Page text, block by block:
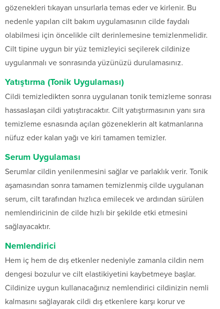
gözenekleri tıkayan unsurlarla temas eder ve kirlenir. Bu
nedenle yapılan cilt bakım uygulamasının cilde faydalı
olabilmesi için öncelikle cilt derinlemesine temizlenmelidir.
Cilt tipine uygun bir yüz temizleyici seçilerek cildinize
uygulanmalı ve sonrasında yüzünüzü durulamasınız.
Yatıştırma (Tonik Uygulaması)
Cildi temizledikten sonra uygulanan tonik temizleme sonrası
hassaslaşan cildi yatıştıracaktır. Cilt yatıştırmasının yanı sıra
temizleme esnasında açılan gözeneklerin alt katmanlarına
nüfuz eder kalan yağı ve kiri tamamen temizler.
Serum Uygulaması
Serumlar cildin yenilenmesini sağlar ve parlaklık verir. Tonik
aşamasından sonra tamamen temizlenmiş cilde uygulanan
serum, cilt tarafından hızlıca emilecek ve ardından sürülen
nemlendiricinin de cilde hızlı bir şekilde etki etmesini
sağlayacaktır.
Nemlendirici
Hem iç hem de dış etkenler nedeniyle zamanla cildin nem
dengesi bozulur ve cilt elastikiyetini kaybetmeye başlar.
Cildinize uygun kullanacağınız nemlendirici cildinizin nemli
kalmasını sağlayarak cildi dış etkenlere karşı korur ve